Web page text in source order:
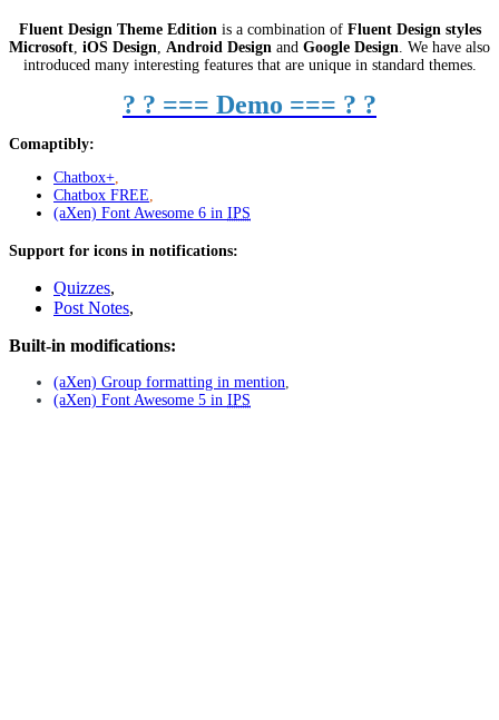
Fluent Design Theme Editionis a combination of Fluent Design styles
Microsoft, iOS Design, Android Design and Google Design. We have also
introduced many interesting features that are unique in standard themes.
? ? === Demo === ? ?
Comaptibly:
Chatbox+,
Chatbox FREE,
(aXen) Font Awesome 6 in IPS
Support for icons in notifications:
Quizzes,
Post Notes,
Built-in modifications:
(aXen) Group formatting in mention,
(aXen) Font Awesome 5 in IPS